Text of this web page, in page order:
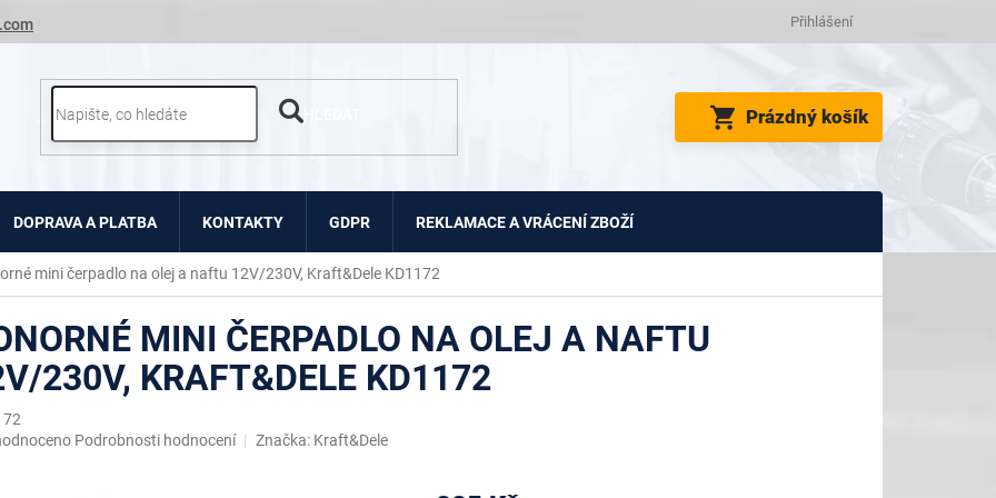
Přihlášení
NÁKUPNÍ
KOŠÍK
Prázdný košík
DOPRAVA A PLATBA KONTAKTY GDPR REKLAMACE A VRÁCENÍ ZBOŽÍ
mini čerpadlo na olej a naftu 12V/230V, Kraft&Dele KD1172
MINI ČERPADLO NA OLEJ A NAFTU
230V, KRAFT&DELE KD1172
Podrobnosti hodnocení Značka: Kraft&Dele